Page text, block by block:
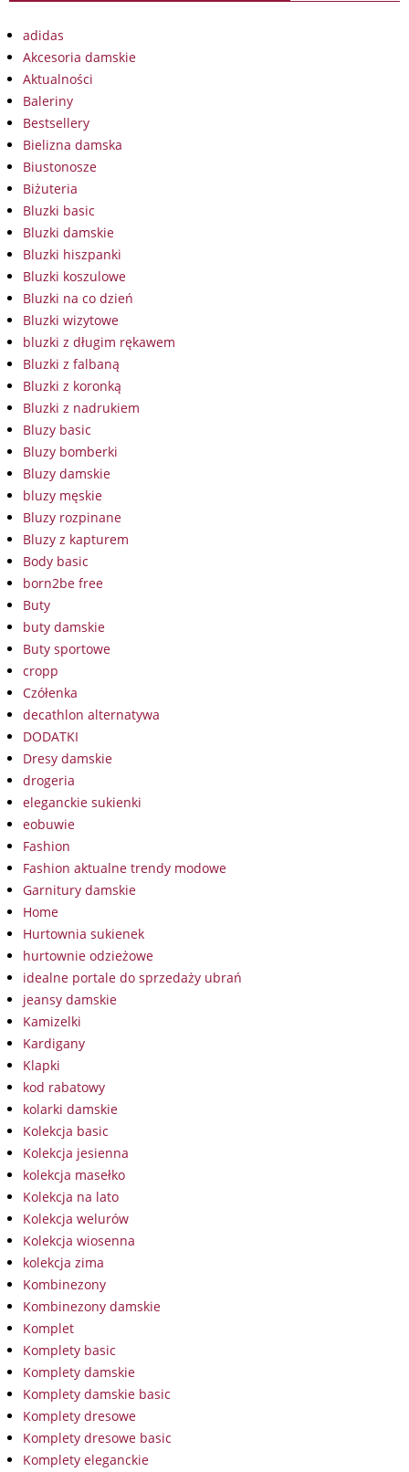
adidas
Akcesoria damskie
Aktualności
Baleriny
Bestsellery
Bielizna damska
Biustonosze
Biżuteria
Bluzki basic
Bluzki damskie
Bluzki hiszpanki
Bluzki koszulowe
Bluzki na co dzień
Bluzki wizytowe
bluzki z długim rękawem
Bluzki z falbaną
Bluzki z koronką
Bluzki z nadrukiem
Bluzy basic
Bluzy bomberki
Bluzy damskie
bluzy męskie
Bluzy rozpinane
Bluzy z kapturem
Body basic
born2be free
Buty
buty damskie
Buty sportowe
cropp
Czółenka
decathlon alternatywa
DODATKI
Dresy damskie
drogeria
eleganckie sukienki
eobuwie
Fashion
Fashion aktualne trendy modowe
Garnitury damskie
Home
Hurtownia sukienek
hurtownie odzieżowe
idealne portale do sprzedaży ubrań
jeansy damskie
Kamizelki
Kardigany
Klapki
kod rabatowy
kolarki damskie
Kolekcja basic
Kolekcja jesienna
kolekcja masełko
Kolekcja na lato
Kolekcja welurów
Kolekcja wiosenna
kolekcja zima
Kombinezony
Kombinezony damskie
Komplet
Komplety basic
Komplety damskie
Komplety damskie basic
Komplety dresowe
Komplety dresowe basic
Komplety eleganckie